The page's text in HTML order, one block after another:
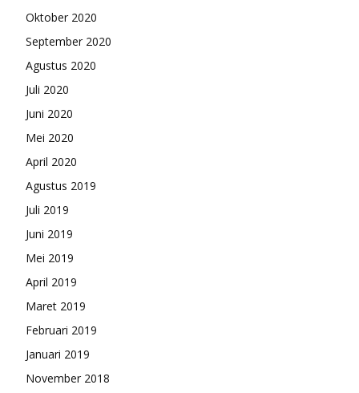
Oktober 2020
September 2020
Agustus 2020
Juli 2020
Juni 2020
Mei 2020
April 2020
Agustus 2019
Juli 2019
Juni 2019
Mei 2019
April 2019
Maret 2019
Februari 2019
Januari 2019
November 2018